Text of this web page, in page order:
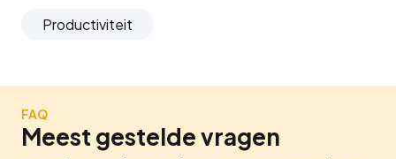
Productiviteit
FAQ
Meest gestelde vragen